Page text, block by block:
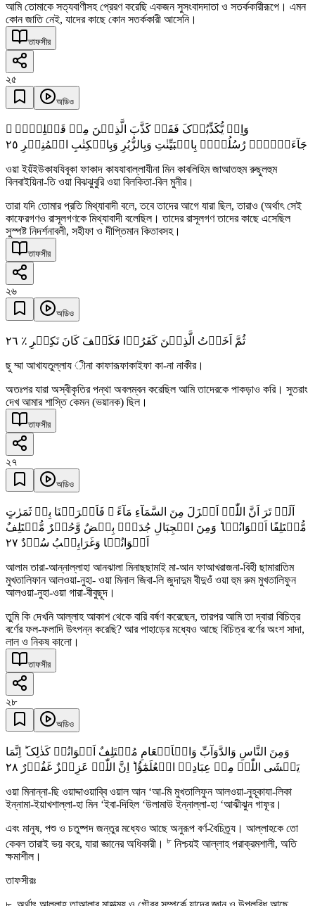
আমি তোমাকে সত্যবাণীসহ প্রেরণ করেছি একজন সুসংবাদদাতা ও সতর্ককারীরূপে। এমন
কোন জাতি নেই, যাদের কাছে কোন সতর্ককারী আসেনি।
তাফসীর
২৫
অডিও
وَاِنۡ یُّکَذِّبُوۡکَ فَقَدۡ کَذَّبَ الَّذِیۡنَ مِنۡ قَبۡلِہِمۡ ۚ
جَآءَتۡہُمۡ رُسُلُہُمۡ بِالۡبَیِّنٰتِ وَبِالزُّبُرِ وَبِالۡکِتٰبِ الۡمُنِیۡرِ ٢٥
ওয়া ইয়ঁইউকাযযিবূকা ফাকাদ কাযযাবাল্লাযীনা মিন কাবলিহিম জাআতহুম রুছুলহুম
বিলবাইয়িনা-তি ওয়া বিঝঝুবুরি ওয়া বিলকিতা-বিল মুনীর।
তারা যদি তোমার প্রতি মিথ্যাবাদী বলে, তবে তাদের আগে যারা ছিল, তারাও (অর্থাৎ সেই
কাফেরগণও রাসূলগণকে মিথ্যাবাদী বলেছিল। তাদের রাসূলগণ তাদের কাছে এসেছিল
সুস্পষ্ট নিদর্শনাবলী, সহীফা ও দীপ্তিমান কিতাবসহ।
তাফসীর
২৬
অডিও
ثُمَّ اَخَذۡتُ الَّذِیۡنَ کَفَرُوۡا فَکَیۡفَ کَانَ نَکِیۡرِ ٪ ٢٦
ছু ম্মা আখাযতুল্লায ীনা কাফারূফাকাইফা কা-না নাকীর।
অতঃপর যারা অস্বীকৃতির পন্থা অবলম্বন করেছিল আমি তাদেরকে পাকড়াও করি। সুতরাং
দেখ আমার শাস্তি কেমন (ভয়ানক) ছিল।
তাফসীর
২৭
অডিও
اَلَمۡ تَرَ اَنَّ اللّٰہَ اَنۡزَلَ مِنَ السَّمَآءِ مَآءً ۚ فَاَخۡرَجۡنَا بِہٖ ثَمَرٰتٍ
مُّخۡتَلِفًا اَلۡوَانُہَا ؕ وَمِنَ الۡجِبَالِ جُدَدٌۢ بِیۡضٌ وَّحُمۡرٌ مُّخۡتَلِفٌ
اَلۡوَانُہَا وَغَرَابِیۡبُ سُوۡدٌ ٢٧
আলাম তারা-আন্নাল্লাহা আনঝালা মিনাছছামাই মা-আন ফাআখরাজনা-বিহী ছামারাতিম
মুখতালিফান আলওয়া-নুহা- ওয়া মিনাল জিবা-লি জুদাদুম বীদুওঁ ওয়া হুম রুম মুখতালিফুন
আলওয়া-নুহা-ওয়া গারা-বীবুছূদ।
তুমি কি দেখনি আল্লাহ আকাশ থেকে বারি বর্ষণ করেছেন, তারপর আমি তা দ্বারা বিচিত্র
বর্ণের ফল-ফলাদি উৎপন্ন করেছি? আর পাহাড়ের মধ্যেও আছে বিচিত্র বর্ণের অংশ সাদা,
লাল ও নিকষ কালো।
তাফসীর
২৮
অডিও
وَمِنَ النَّاسِ وَالدَّوَآبِّ وَالۡاَنۡعَامِ مُخۡتَلِفٌ اَلۡوَانُہٗ کَذٰلِکَ ؕ اِنَّمَا
یَخۡشَی اللّٰہَ مِنۡ عِبَادِہِ الۡعُلَمٰٓؤُا ؕ اِنَّ اللّٰہَ عَزِیۡزٌ غَفُوۡرٌ ٢٨
ওয়া মিনান্না-ছি ওয়াদ্দাওয়াব্বি ওয়াল আন ‘আ-মি মুখতালিফুন আলওয়া-নুহূকাযা-লিকা
ইন্নামা-ইয়াখশাল্লা-হা মিন ‘ইবা-দিহিল ‘উলামাউ ইন্নাল্লা-হা ‘আঝীঝুন গাফূর।
এবং মানুষ, পশু ও চতুষ্পদ জন্তুর মধ্যেও আছে অনুরূপ বর্ণ-বৈচিত্র্য। আল্লাহকে তো
কেবল তারাই ভয় করে, যারা জ্ঞানের অধিকারী। ৮ নিশ্চয়ই আল্লাহ পরাক্রমশালী, অতি
ক্ষমাশীল।
তাফসীরঃ